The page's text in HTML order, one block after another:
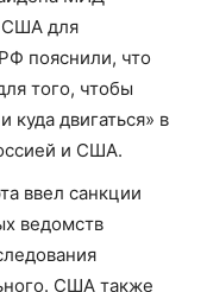
США для
пояснили, что
того, чтобы
куда двигаться» в
и США.
ввел санкции
ведомств
США также